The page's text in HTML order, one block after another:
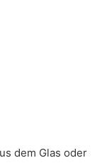
dem Glas oder